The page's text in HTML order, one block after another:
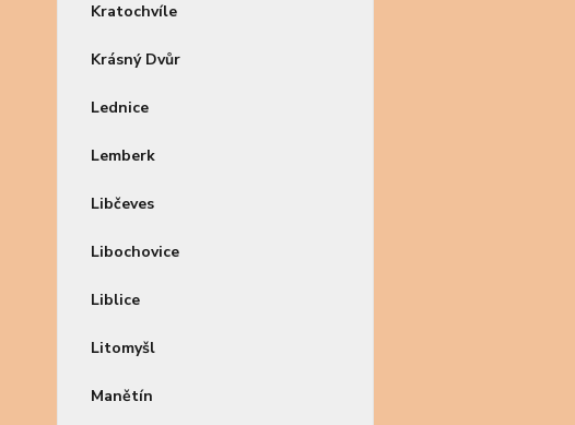
Kratochvíle
Krásný Dvůr
Lednice
Lemberk
Libčeves
Libochovice
Liblice
Litomyšl
Manětín